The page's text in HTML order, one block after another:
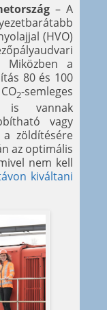
– A
(HVO)
Miközben a
80 és 100
2-semleges
is vannak
vagy
a zöldítésére
az optimális
nem kell
kiváltani